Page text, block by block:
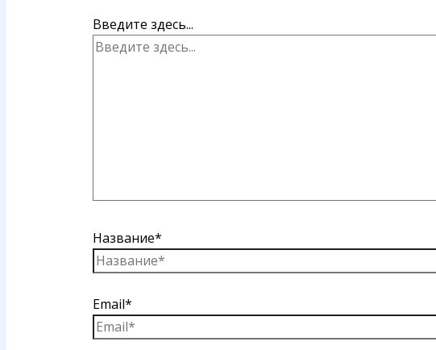
Введите здесь...
Название*
Email*